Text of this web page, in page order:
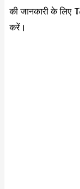
की जानकारी के लिए
करें।